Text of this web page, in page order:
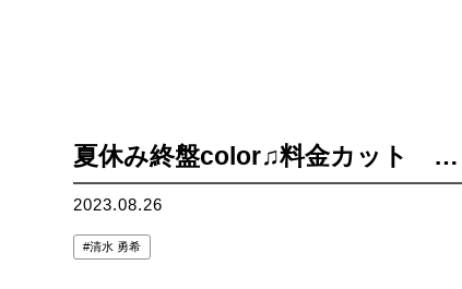
夏休み終盤color♫料金カット …
2023.08.26
清水 勇希